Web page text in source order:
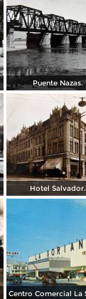
Puente Nazas.
Hotel Salvador.